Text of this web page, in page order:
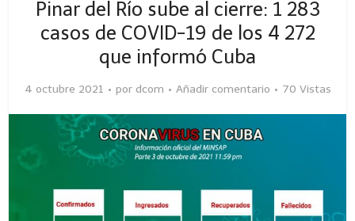
Pinar del Río sube al cierre: 1 283
casos de COVID-19 de los 4 272
que informó Cuba
4 octubre 2021 por dcom Añadir comentario 70 Vistas